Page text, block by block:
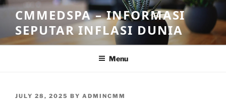
Skip
content
CMMEDSPA – INFORMASI
SEPUTAR INFLASI DUNIA
Menu
POSTED
JULY 28, 2025 BY ADMINCMM